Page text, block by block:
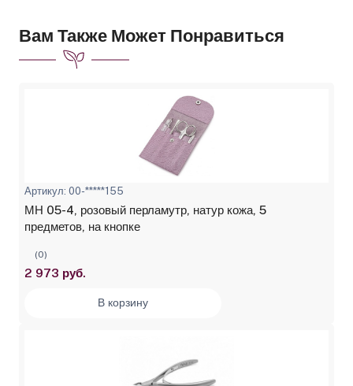
Вам Также Может Понравиться
Артикул: 00-*****155
МН 05-4, розовый перламутр, натур кожа, 5
предметов, на кнопке
(0)
2 973 руб.
В корзину